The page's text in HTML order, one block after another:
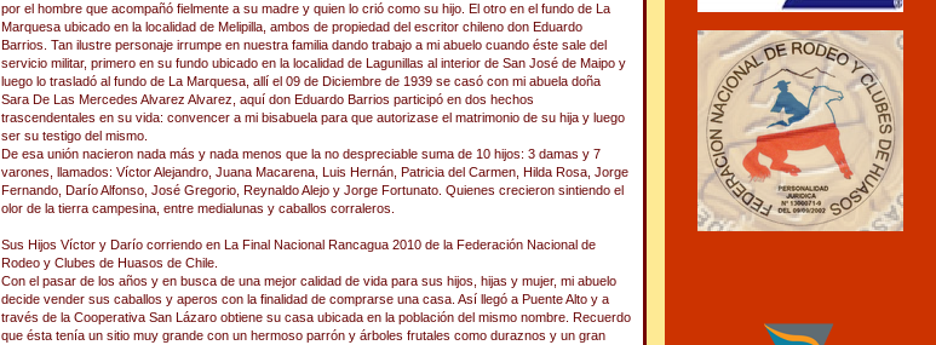
por el hombre que acompañó fielmente a su madre y quien lo crió como su hijo. El otro en el fundo de La
Marquesa ubicado en la localidad de Melipilla, ambos de propiedad del escritor chileno don Eduardo
Barrios. Tan ilustre personaje irrumpe en nuestra familia dando trabajo a mi abuelo cuando éste sale del
servicio militar, primero en su fundo ubicado en la localidad de Lagunillas al interior de San José de Maipo y
luego lo trasladó al fundo de La Marquesa, allí el 09 de Diciembre de 1939 se casó con mi abuela doña
Sara De Las Mercedes Alvarez Alvarez, aquí don Eduardo Barrios participó en dos hechos
trascendentales en su vida: convencer a mi bisabuela para que autorizase el matrimonio de su hija y luego
ser su testigo del mismo.
De esa unión nacieron nada más y nada menos que la no despreciable suma de 10 hijos: 3 damas y 7
varones, llamados: Víctor Alejandro, Juana Macarena, Luis Hernán, Patricia del Carmen, Hilda Rosa, Jorge
Fernando, Darío Alfonso, José Gregorio, Reynaldo Alejo y Jorge Fortunato. Quienes crecieron sintiendo el
olor de la tierra campesina, entre medialunas y caballos corraleros.
Sus Hijos Víctor y Darío corriendo en La Final Nacional Rancagua 2010 de la Federación Nacional de
Rodeo y Clubes de Huasos de Chile.
Con el pasar de los años y en busca de una mejor calidad de vida para sus hijos, hijas y mujer, mi abuelo
decide vender sus caballos y aperos con la finalidad de comprarse una casa. Así llegó a Puente Alto y a
través de la Cooperativa San Lázaro obtiene su casa ubicada en la población del mismo nombre. Recuerdo
que ésta tenía un sitio muy grande con un hermoso parrón y árboles frutales como duraznos y un gran